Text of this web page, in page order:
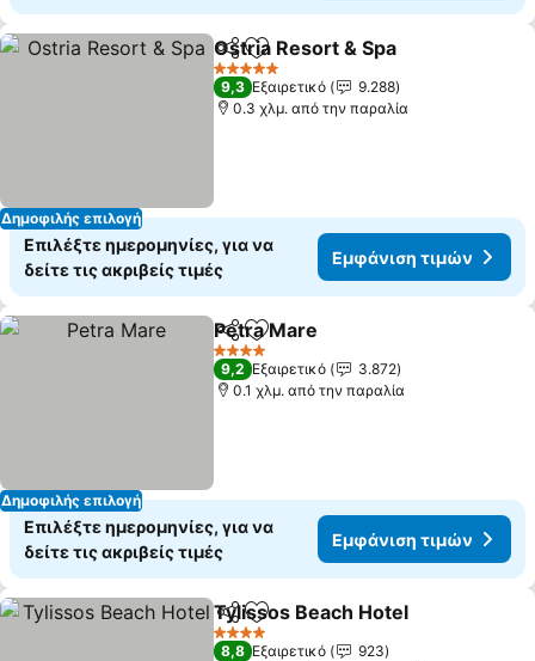
Δημοφιλής επιλογή
Κοινοποίηση
Προσθήκη στα αγαπημένα
Ostria Resort & Spa
5 Αστέρια
9,3 Εξαιρετικό
9.288
0.3 χλμ. από την παραλία
Επιλέξτε ημερομηνίες, για να
δείτε τις ακριβείς τιμές
Εμφάνιση τιμών
Δημοφιλής επιλογή
Κοινοποίηση
Προσθήκη στα αγαπημένα
Petra Mare
4 Αστέρια
9,2 Εξαιρετικό
3.872
0.1 χλμ. από την παραλία
Επιλέξτε ημερομηνίες, για να
δείτε τις ακριβείς τιμές
Εμφάνιση τιμών
Κοινοποίηση
Προσθήκη στα αγαπημένα
Tylissos Beach Hotel
4 Αστέρια
8,8 Εξαιρετικό
923